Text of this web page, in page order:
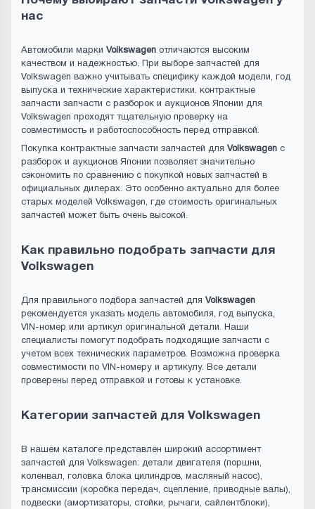
нас
Автомобили марки Volkswagen отличаются высоким
качеством и надежностью. При выборе запчастей для
Volkswagen важно учитывать специфику каждой модели, год
выпуска и технические характеристики. контрактные
запчасти запчасти с разборок и аукционов Японии для
Volkswagen проходят тщательную проверку на
совместимость и работоспособность перед отправкой.
Покупка контрактные запчасти запчастей для Volkswagen с
разборок и аукционов Японии позволяет значительно
сэкономить по сравнению с покупкой новых запчастей в
официальных дилерах. Это особенно актуально для более
старых моделей Volkswagen, где стоимость оригинальных
запчастей может быть очень высокой.
Как правильно подобрать запчасти для
Volkswagen
Для правильного подбора запчастей для Volkswagen
рекомендуется указать модель автомобиля, год выпуска,
VIN-номер или артикул оригинальной детали. Наши
специалисты помогут подобрать подходящие запчасти с
учетом всех технических параметров. Возможна проверка
совместимости по VIN-номеру и артикулу. Все детали
проверены перед отправкой и готовы к установке.
Категории запчастей для Volkswagen
В нашем каталоге представлен широкий ассортимент
запчастей для Volkswagen: детали двигателя (поршни,
коленвал, головка блока цилиндров, масляный насос),
трансмиссии (коробка передач, сцепление, приводные валы),
подвески (амортизаторы, стойки, рычаги, сайлентблоки),